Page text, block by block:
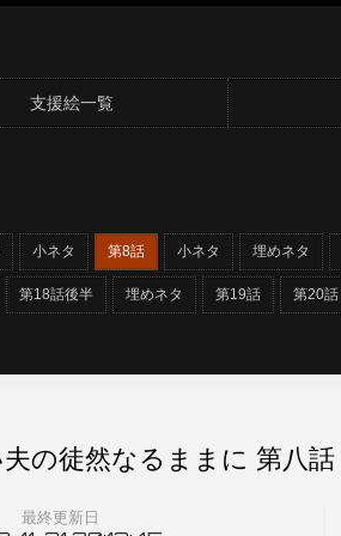
支援絵一覧
小ネタ 第8話 小ネタ 埋めネタ
第18話後半 埋めネタ 第19話 第20話
最終更新日
の徒然なるままに 第八話